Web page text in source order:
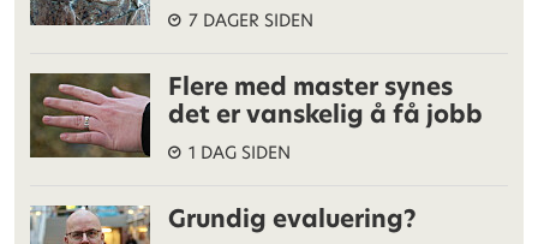
7 DAGER SIDEN
Flere med master synes
det er vanskelig å få jobb
1 DAG SIDEN
Grundig evaluering?